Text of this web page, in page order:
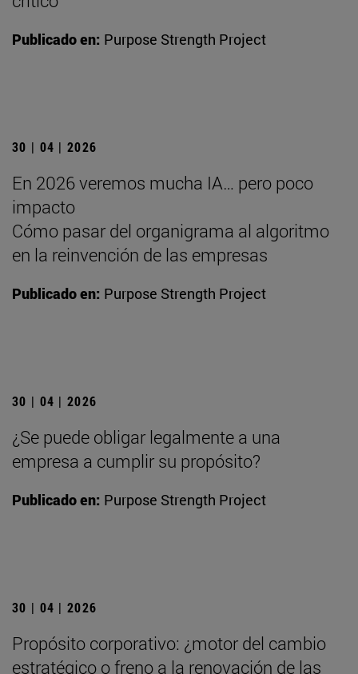
Publicado en: Purpose Strength Project
30 | 04 | 2026
En 2026 veremos mucha IA… pero poco
impacto
Cómo pasar del organigrama al algoritmo
en la reinvención de las empresas
Publicado en: Purpose Strength Project
30 | 04 | 2026
¿Se puede obligar legalmente a una
empresa a cumplir su propósito?
Publicado en: Purpose Strength Project
30 | 04 | 2026
Propósito corporativo: ¿motor del cambio
estratégico o freno a la renovación de las